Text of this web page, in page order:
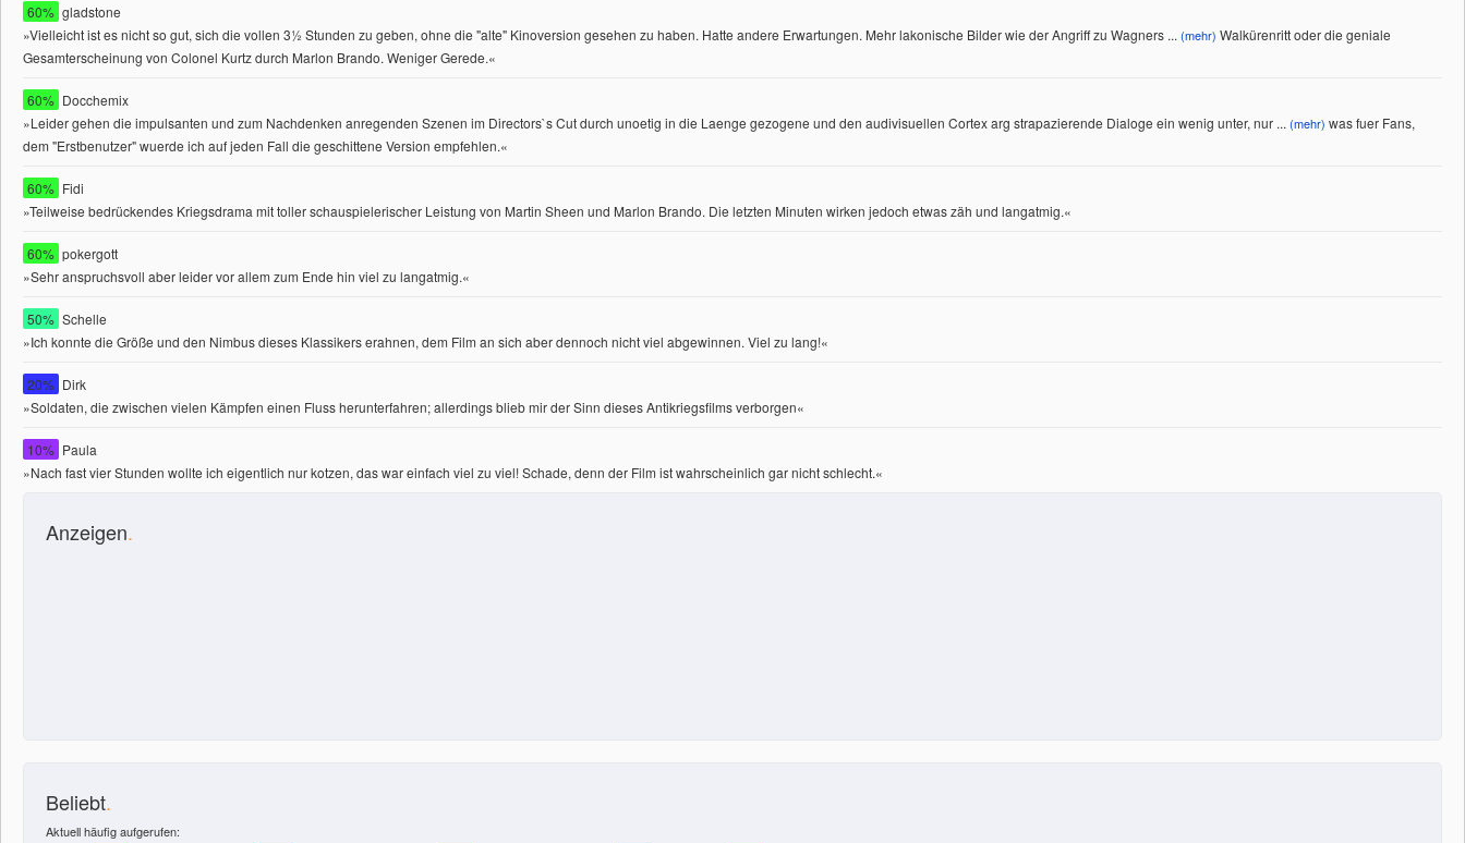
60% gladstone
»Vielleicht ist es nicht so gut, sich die vollen 3½ Stunden zu geben, ohne die "alte" Kinoversion gesehen zu haben. Hatte andere Erwartungen. Mehr lakonische Bilder wie der Angriff zu Wagners ... (mehr) Walkürenritt oder die geniale
Gesamterscheinung von Colonel Kurtz durch Marlon Brando. Weniger Gerede.«
60% Docchemix
»Leider gehen die impulsanten und zum Nachdenken anregenden Szenen im Directors`s Cut durch unoetig in die Laenge gezogene und den audivisuellen Cortex arg strapazierende Dialoge ein wenig unter, nur ... (mehr) was fuer Fans,
dem "Erstbenutzer" wuerde ich auf jeden Fall die geschittene Version empfehlen.«
60% Fidi
»Teilweise bedrückendes Kriegsdrama mit toller schauspielerischer Leistung von Martin Sheen und Marlon Brando. Die letzten Minuten wirken jedoch etwas zäh und langatmig.«
60% pokergott
»Sehr anspruchsvoll aber leider vor allem zum Ende hin viel zu langatmig.«
50% Schelle
»Ich konnte die Größe und den Nimbus dieses Klassikers erahnen, dem Film an sich aber dennoch nicht viel abgewinnen. Viel zu lang!«
20% Dirk
»Soldaten, die zwischen vielen Kämpfen einen Fluss herunterfahren; allerdings blieb mir der Sinn dieses Antikriegsfilms verborgen«
10% Paula
»Nach fast vier Stunden wollte ich eigentlich nur kotzen, das war einfach viel zu viel! Schade, denn der Film ist wahrscheinlich gar nicht schlecht.«
Anzeigen.
Beliebt.
Aktuell häufig aufgerufen: